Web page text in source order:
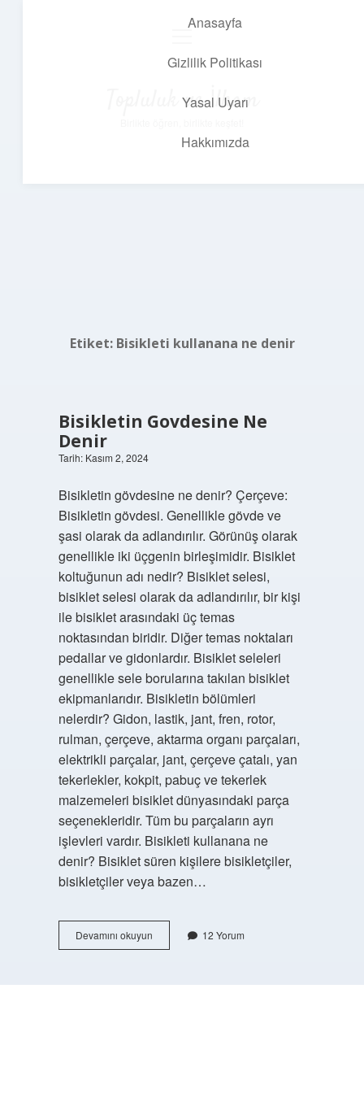
Anasayfa
Gizlilik Politikası
Yasal Uyarı
Hakkımızda
Topluluk ve İlham
Etiket: Bisikleti kullanana ne denir
Bisikletin Govdesine Ne
Denir
Tarih: Kasım 2, 2024
Bisikletin gövdesine ne denir? Çerçeve:
Bisikletin gövdesi. Genellikle gövde ve
şasi olarak da adlandırılır. Görünüş olarak
genellikle iki üçgenin birleşimidir. Bisiklet
koltuğunun adı nedir? Bisiklet selesi,
bisiklet selesi olarak da adlandırılır, bir kişi
ile bisiklet arasındaki üç temas
noktasından biridir. Diğer temas noktaları
pedallar ve gidonlardır. Bisiklet seleleri
genellikle sele borularına takılan bisiklet
ekipmanlarıdır. Bisikletin bölümleri
nelerdir? Gidon, lastik, jant, fren, rotor,
rulman, çerçeve, aktarma organı parçaları,
elektrikli parçalar, jant, çerçeve çatalı, yan
tekerlekler, kokpit, pabuç ve tekerlek
malzemeleri bisiklet dünyasındaki parça
seçenekleridir. Tüm bu parçaların ayrı
işlevleri vardır. Bisikleti kullanana ne
denir? Bisiklet süren kişilere bisikletçiler,
bisikletçiler veya bazen…
Devamını okuyunBisikletin
Govdesine
12 Yorum